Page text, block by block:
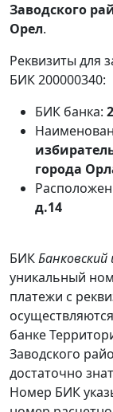
Заводского
Орел.
Реквизиты для
БИК 200000340:
БИК банка:
города
д.14
БИК
уникальный
платежи с
банке
Заводского
достаточно
Номер БИК